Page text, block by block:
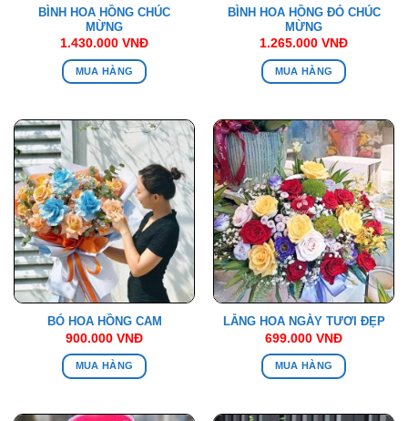
BÌNH HOA HỒNG CHÚC
MỪNG
1.430.000 VNĐ
MUA HÀNG
BÌNH HOA HỒNG ĐỎ CHÚC
MỪNG
1.265.000 VNĐ
MUA HÀNG
BÓ HOA HỒNG CAM
900.000 VNĐ
MUA HÀNG
LẴNG HOA NGÀY TƯƠI ĐẸP
699.000 VNĐ
MUA HÀNG